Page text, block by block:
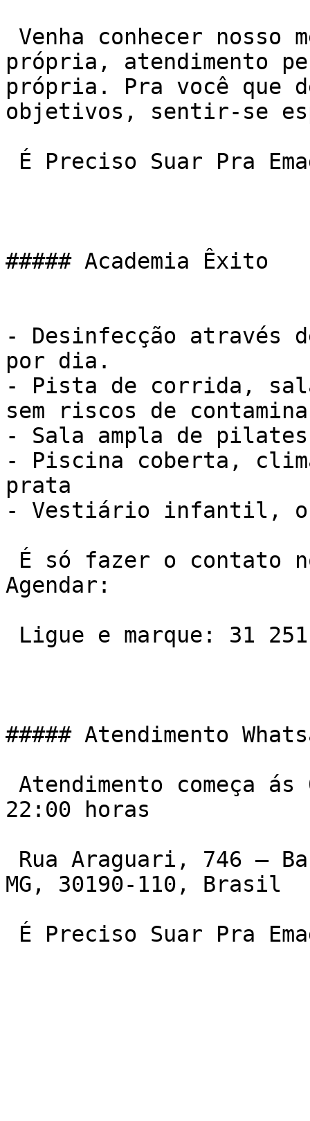
própria, atendimento
própria. Pra você que
objetivos, sentir-se
##### Academia Êxito
- Desinfecção
por dia.
- Pista de corrida,
sem riscos de
- Sala ampla de pilates
- Piscina coberta,
prata
- Vestiário infantil, o
Agendar:
##### Atendimento
22:00 horas
MG, 30190-110, Brasil
É Preciso Suar Pra